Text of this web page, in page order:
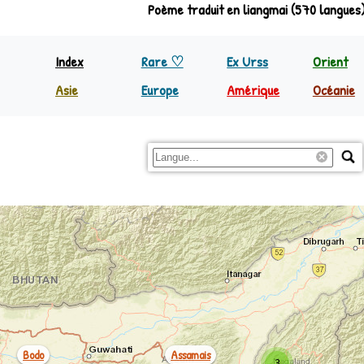
Index Rare ♡ Ex Urss
Orient
Asie
Europe
Amérique
Océanie
Assamais
Bodo
Poème traduit en liangmai (570